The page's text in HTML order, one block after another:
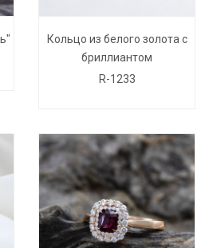
Кольцо из белого золота с
бриллиантом
R-1233